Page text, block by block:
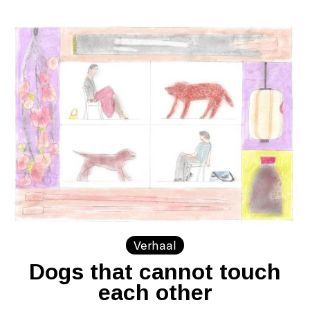
Verhaal
Dogs that cannot touch
each other